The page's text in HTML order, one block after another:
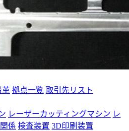
革 拠点一覧 取引先リスト
レーザーカッティングマシン レ
係 検査装置 3D印刷装置